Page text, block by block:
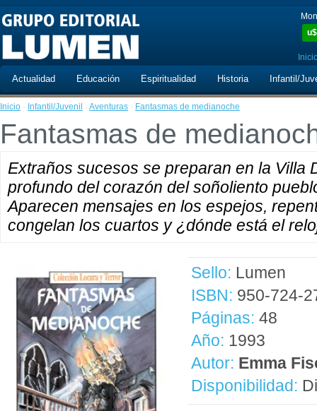
u$
Actualidad Educación Espiritualidad Historia Infantil/
Inicio · Infantil/Juvenil · Aventuras · Fantasmas de medianoche
Fantasmas de
Extraños sucesos se preparan en la Villa
profundo del corazón del soñoliento
Aparecen mensajes en los espejos,
congelan los cuartos y ¿dónde está el
Sello: Lumen
ISBN: 950-724-
Páginas: 48
Año: 1993
Autor: Emma
Disponibilidad: